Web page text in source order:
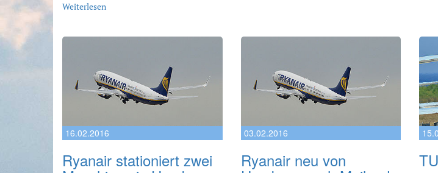
Weiterlesen
16.02.2016
Ryanair stationiert zwei
03.02.2016
Ryanair neu von